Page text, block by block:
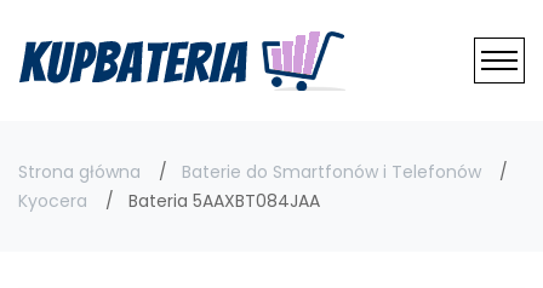
Strona główna
Baterie do Smartfonów i Telefonów
Kyocera
Bateria 5AAXBT084JAA